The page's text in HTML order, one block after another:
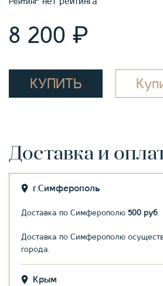
8 200 ₽
КУПИТЬ
Доставка и
г.Симферополь
Доставка по Симферополю 500 руб
Доставка по Симферополю
города.
Крым